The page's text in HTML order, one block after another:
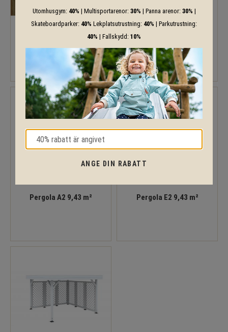
Pergola A2 9,43 m² Pergola E2 9,43 m²
Utomhusgym: 40% | Multisportarenor: 30% | Panna arenor: 30% |
Skateboardparker: 40% Lekplatsutrustning: 40% | Parkutrustning:
40% | Fallskydd: 10%
ANGE DIN RABATT